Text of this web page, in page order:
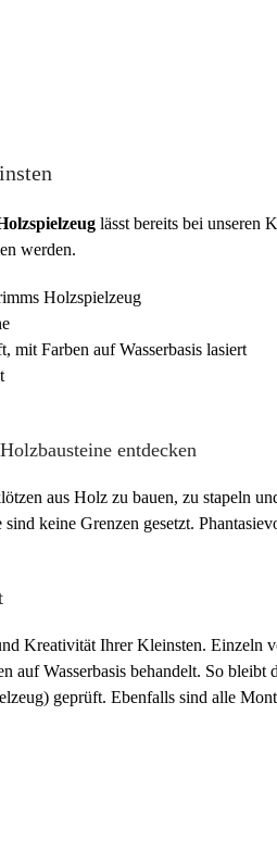
lässt bereits bei unseren
werden.
Holzspielzeug
mit Farben auf Wasserbasis lasiert
entdecken
aus Holz zu bauen, zu stapeln
keine Grenzen gesetzt.
Kreativität Ihrer Kleinsten.
auf Wasserbasis behandelt. So
geprüft. Ebenfalls sind alle